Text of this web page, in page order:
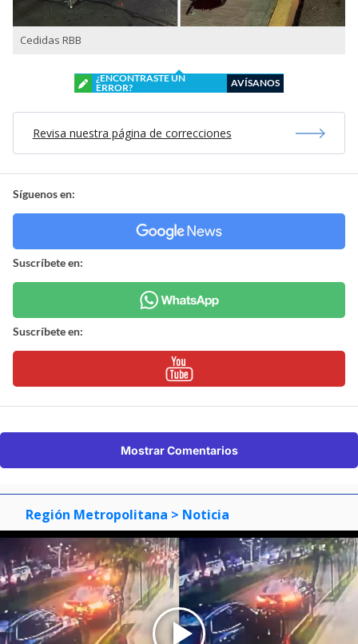
Cedidas RBB
¿ENCONTRASTE UN
ERROR?
AVÍSANOS
Revisa nuestra página de correcciones
Síguenos en:
Suscríbete en:
Suscríbete en:
Mostrar Comentarios
Región Metropolitana > Noticia